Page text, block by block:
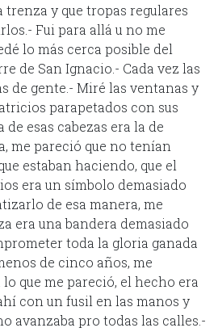
trenza y que tropas regulares
Fui para allá u no me
lo más cerca posible del
de San Ignacio.- Cada vez las
de gente.- Miré las ventanas y
parapetados con sus
de esas cabezas era la de
me pareció que no tenían
estaban haciendo, que el
era un símbolo demasiado
de esa manera, me
era una bandera demasiado
toda la gloria ganada
de cinco años, me
que me pareció, el hecho era
con un fusil en las manos y
avanzaba pro todas las calles.-